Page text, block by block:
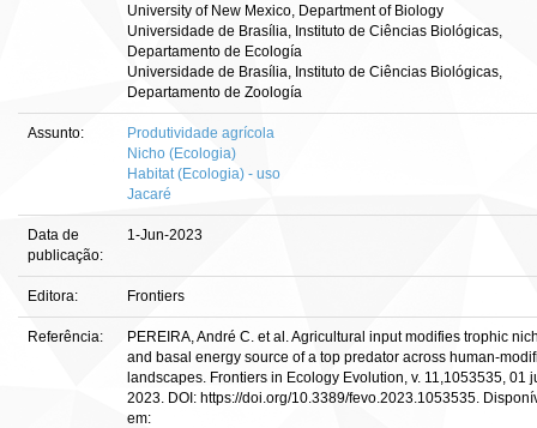
University of New Mexico, Department of Biology
Universidade de Brasília, Instituto de Ciências Biológicas,
Departamento de Ecología
Universidade de Brasília, Instituto de Ciências Biológicas,
Departamento de Zoología
Assunto:
Produtividade agrícola
Nicho (Ecologia)
Habitat (Ecologia) - uso
Jacaré
Data de
publicação:
1-Jun-2023
Editora: Frontiers
Referência:
PEREIRA, André C. et al. Agricultural input modifies trophic
and basal energy source of a top predator across human-
landscapes. Frontiers in Ecology Evolution, v. 11,1053535, 01
2023. DOI: https://doi.org/10.3389/fevo.2023.1053535.
em: